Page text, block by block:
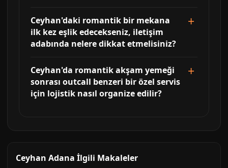
Ceyhan'daki romantik bir mekana
ilk kez eşlik edecekseniz, iletişim
adabında nelere dikkat etmelisiniz?
Ceyhan'da romantik akşam yemeği
sonrası outcall benzeri bir özel servis
için lojistik nasıl organize edilir?
Ceyhan Adana İlgili Makaleler